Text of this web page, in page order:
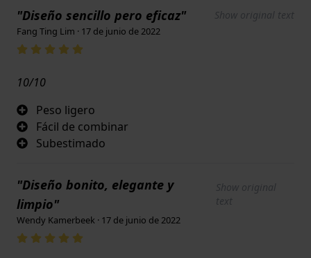
"Diseño sencillo pero eficaz" Show original text
Fang Ting Lim · 17 de junio de 2022
10/10
Peso ligero
Fácil de combinar
Subestimado
"Diseño bonito, elegante y
limpio"
Show original
text
Wendy Kamerbeek · 17 de junio de 2022